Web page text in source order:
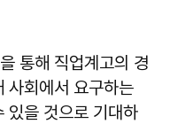
통해 직업계고의 경
사회에서 요구하는
있을 것으로 기대하